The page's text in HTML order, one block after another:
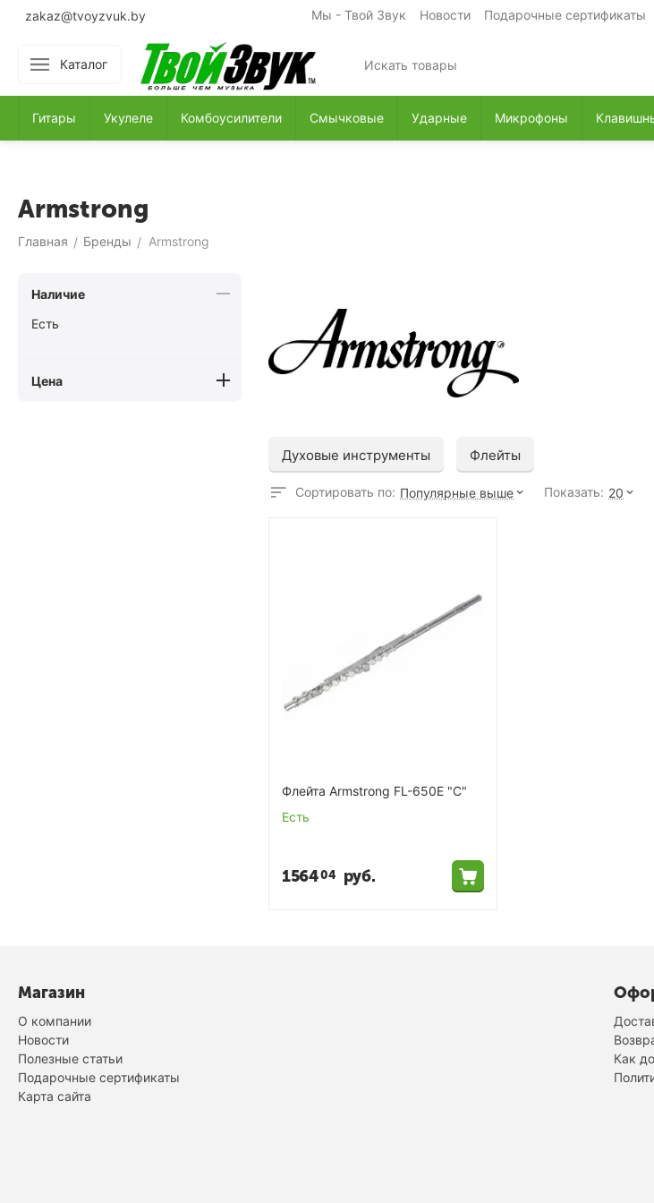
zakaz@tvoyzvuk.by Мы - Твой Звук Новости Подарочные сертификаты
Каталог
Гитары Укулеле Комбоусилители Смычковые Ударные Микрофоны
Armstrong
Главная / Бренды / Armstrong
Духовые инструменты Флейты
Сортировать по: Популярные выше Показать: 20
Флейта Armstrong FL-650E "C"
Есть
156404 руб.
Наличие
Есть
Цена
Магазин
О компании
Новости
Полезные статьи
Подарочные сертификаты
Карта сайта
Как